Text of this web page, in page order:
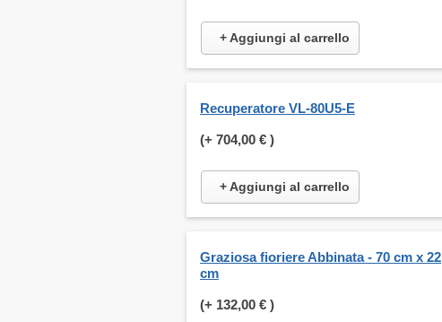
+ Aggiungi al carrello
Recuperatore VL-80U5-E
(+ 704,00 € )
+ Aggiungi al carrello
Graziosa fioriere Abbinata - 70 cm x 22
cm
(+ 132,00 € )